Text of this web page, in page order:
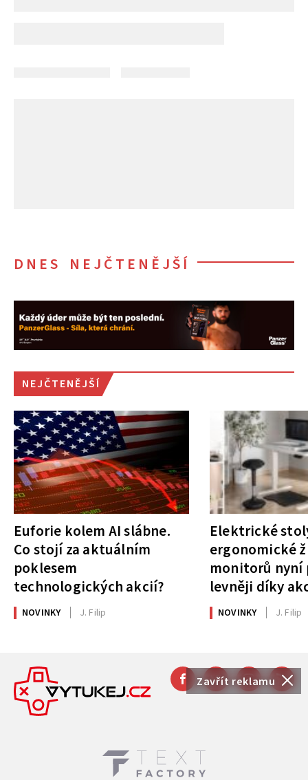
Zavřít reklamu
DNES NEJČTENĚJŠÍ
NEJČTENĚJŠÍ
Euforie kolem AI slábne.
Co stojí za aktuálním
poklesem
technologických akcií?
NOVINKY J. Filip
Elektrické
ergonomické
monitorů
levněji díky
NOVINKY J. Filip